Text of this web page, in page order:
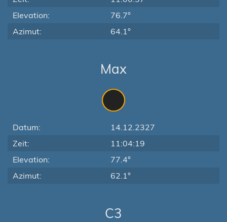
Elevation:
76.7°
Azimut:
64.1°
Max
Datum:
14.12.2327
Zeit:
11:04:19
Elevation:
77.4°
Azimut:
62.1°
C3